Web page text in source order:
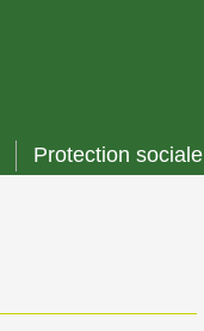
Protection sociale